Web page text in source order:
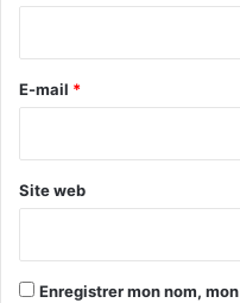
e
E-mail *
Site web
Enregistrer mon nom,